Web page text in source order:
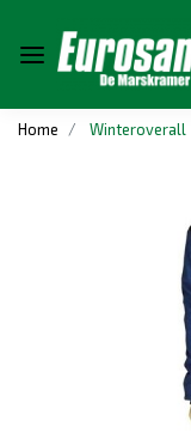
Home Winteroverall